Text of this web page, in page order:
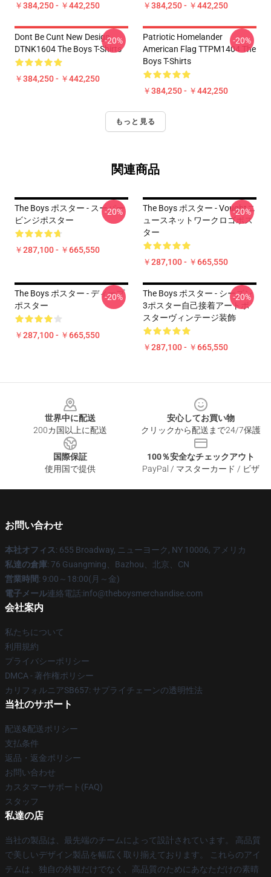
￥384,250 - ￥442,250 ￥384,250 - ￥442,250
Dont Be Cunt New Design
DTNK1604 The Boys T-Shirts
￥384,250 - ￥442,250
-20%
Patriotic Homelander
American Flag TTPM1404 The
Boys T-Shirts
￥384,250 - ￥442,250
-20%
もっと見る
関連商品
The Boys ポスター - スーパー
ビンジポスター
￥287,100 - ￥665,550
-20%
The Boys ポスター - Voughtニ
ュースネットワークロゴポス
ター
￥287,100 - ￥665,550
-20%
The Boys ポスター - ディープ
ポスター
￥287,100 - ￥665,550
-20%
The Boys ポスター - シーズン
3ポスター自己接着アートポ
スターヴィンテージ装飾
￥287,100 - ￥665,550
-20%
世界中に配送
200カ国以上に配送
安心してお買い物
クリックから配送まで24/7保護
国際保証
使用国で提供
100％安全なチェックアウト
PayPal / マスターカード / ビザ
お問い合わせ
本社オフィス: 655 Broadway, ニューヨーク, NY 10006, アメリカ
私達の倉庫: 76 Guangming、Bazhou、北京、CN
営業時間: 9:00～18:00(月～金)
電子メール連絡電話:info@theboysmerchandise.com
会社案内
私たちについて
利用規約
プライバシーポリシー
DMCA - 著作権ポリシー
カリフォルニアSB657: サプライチェーンの透明性法
当社のサポート
配送&配送ポリシー
支払条件
返品・返金ポリシー
お問い合わせ
カスタマーサポート(FAQ)
スタッフ
私達の店
当社の製品は、最先端のチームによって設計されています。 高品質
で美しいデザイン製品を幅広く取り揃えております。 これらのアイ
テムは、独自の外観だけでなく、高品質のためにあなただけの素晴